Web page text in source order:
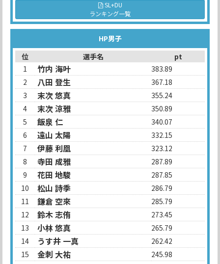
SL+DU
ランキング一覧
HP男子
位
選手名
pt
1
竹内 海叶
383.89
2
八田 登生
367.18
3
末次 悠真
355.24
4
末次 涼雅
350.89
5
飯泉 仁
340.07
6
遠山 太陽
332.15
7
伊藤 利凰
323.12
8
寺田 成雅
287.89
9
花田 地駿
287.85
10
松山 詩季
286.79
11
鎌倉 空來
285.79
12
鈴木 志侑
273.45
13
小林 悠真
265.79
14
うす井 一真
262.42
15
金刺 大祐 245.98